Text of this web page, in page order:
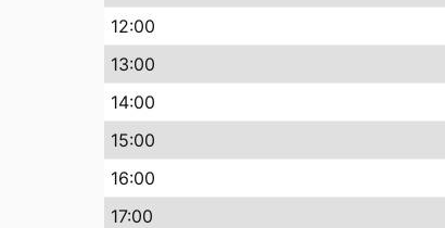
12:00
13:00
14:00
15:00
16:00
17:00